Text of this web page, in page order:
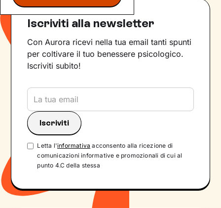
Iscriviti alla newsletter
Con Aurora ricevi nella tua email tanti spunti
per coltivare il tuo benessere psicologico.
Iscriviti subito!
Letta l'informativa acconsento alla ricezione di
comunicazioni informative e promozionali di cui al
punto 4.C della stessa